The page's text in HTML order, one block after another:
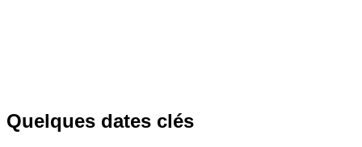
Quelques dates clés